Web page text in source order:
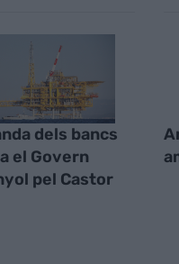
dels bancs
el Govern
pel Castor